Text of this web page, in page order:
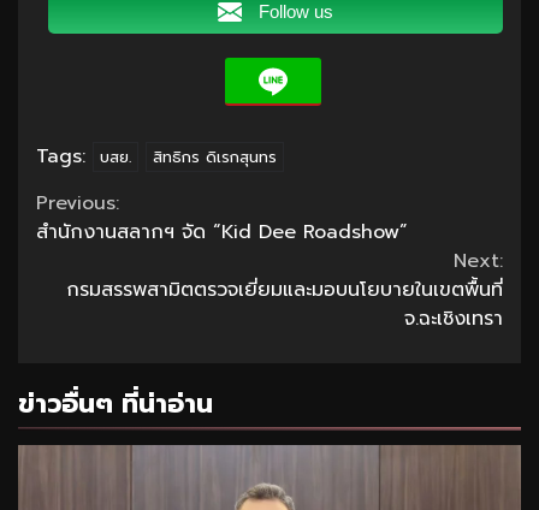
Follow us
Tags: บสย. สิทธิกร ดิเรกสุนทร
Continue
Reading
Previous:
สำนักงานสลากฯ จัด “Kid Dee Roadshow”
Next:
กรมสรรพสามิตตรวจเยี่ยมและมอบนโยบายในเขตพื้นที่
จ.ฉะเชิงเทรา
ข่าวอื่นๆ ที่น่าอ่าน